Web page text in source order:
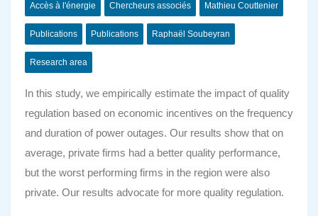
Accès à l'énergie Chercheurs associés Mathieu Couttenier
Publications Publications Raphaël Soubeyran
Research area
In this study, we empirically estimate the impact of quality
regulation based on economic incentives on the frequency
and duration of power outages. Our results show that on
average, private firms had a better quality performance,
but the worst performing firms in the region were also
private. Our results advocate for more quality regulation.